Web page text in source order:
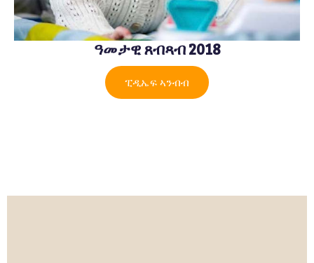
ዓመታዊ ጸብጻብ 2018
ፒዲኤፍ ኣንብብ